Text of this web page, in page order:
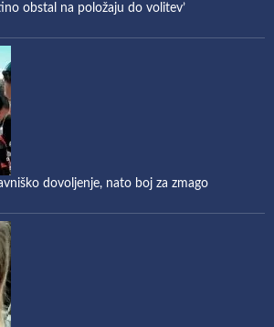
obstal na položaju do volitev’
dovoljenje, nato boj za zmago